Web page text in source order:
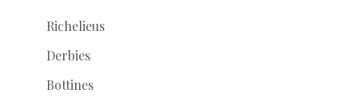
Richelieus
Derbies
Bottines